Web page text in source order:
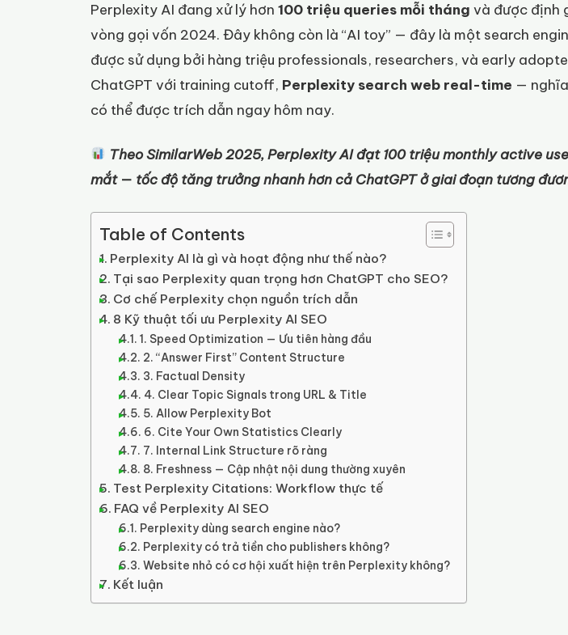
Perplexity AI đang xử lý hơn 100 triệu queries mỗi tháng và được định
vòng gọi vốn 2024. Đây không còn là “AI toy” — đây là một search
được sử dụng bởi hàng triệu professionals, researchers, và early
ChatGPT với training cutoff, Perplexity search web real-time —
có thể được trích dẫn ngay hôm nay.
Theo SimilarWeb 2025, Perplexity AI đạt 100 triệu monthly active
mắt — tốc độ tăng trưởng nhanh hơn cả ChatGPT ở giai đoạn tương
Table of Contents
Perplexity AI là gì và hoạt động như thế nào?
Tại sao Perplexity quan trọng hơn ChatGPT cho SEO?
Cơ chế Perplexity chọn nguồn trích dẫn
8 Kỹ thuật tối ưu Perplexity AI SEO
1. Speed Optimization — Ưu tiên hàng đầu
2. “Answer First” Content Structure
3. Factual Density
4. Clear Topic Signals trong URL & Title
5. Allow Perplexity Bot
6. Cite Your Own Statistics Clearly
7. Internal Link Structure rõ ràng
8. Freshness — Cập nhật nội dung thường xuyên
Test Perplexity Citations: Workflow thực tế
FAQ về Perplexity AI SEO
Perplexity dùng search engine nào?
Perplexity có trả tiền cho publishers không?
Website nhỏ có cơ hội xuất hiện trên Perplexity không?
Kết luận